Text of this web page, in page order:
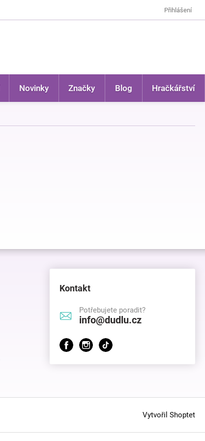
Přihlášení
Novinky Značky Blog Hračkářství
Kontakt
Potřebujete poradit?
info@dudlu.cz
Vytvořil Shoptet